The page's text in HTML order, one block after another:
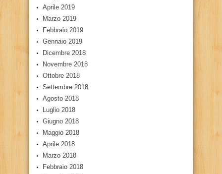
Aprile 2019
Marzo 2019
Febbraio 2019
Gennaio 2019
Dicembre 2018
Novembre 2018
Ottobre 2018
Settembre 2018
Agosto 2018
Luglio 2018
Giugno 2018
Maggio 2018
Aprile 2018
Marzo 2018
Febbraio 2018